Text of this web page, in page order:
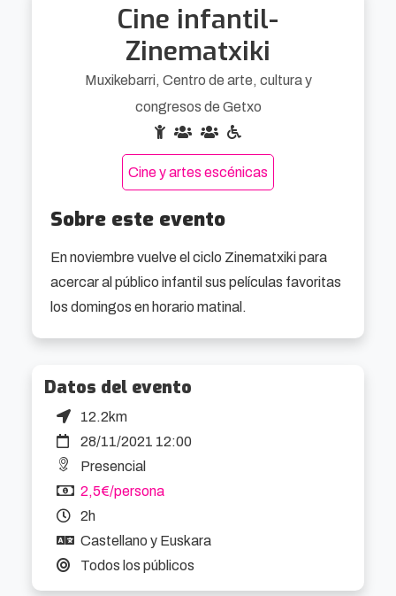
Cine infantil-
Zinematxiki
Muxikebarri, Centro de arte, cultura y
congresos de Getxo
Cine y artes escénicas
Sobre este evento
En noviembre vuelve el ciclo Zinematxiki para
acercar al público infantil sus películas favoritas
los domingos en horario matinal.
Datos del evento
12.2km
28/11/2021 12:00
Presencial
2,5€/persona
2h
Castellano y Euskara
Todos los públicos